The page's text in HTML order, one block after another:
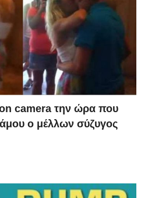
on camera την ώρα που
ο μέλλων σύζυγος